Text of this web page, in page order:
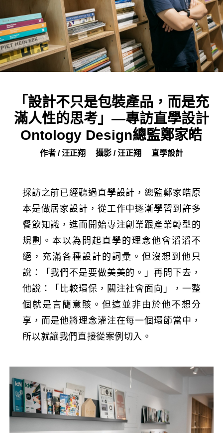
「設計不只是包裝產品，而是充
滿人性的思考」—專訪直學設計
Ontology Design總監鄭家皓
作者 / 汪正翔 攝影 / 汪正翔 直學設計
採訪之前已經聽過直學設計，總監鄭家皓原
本是做居家設計，從工作中逐漸學習到許多
餐飲知識，進而開始專注創業跟產業轉型的
規劃。本以為問起直學的理念他會滔滔不
絕，充滿各種設計的詞彙。但沒想到他只
說：「我們不是要做美美的。」再問下去，
他說：「比較環保，關注社會面向」，一整
個就是言簡意賅。但這並非由於他不想分
享，而是他將理念灌注在每一個環節當中，
所以就讓我們直接從案例切入。